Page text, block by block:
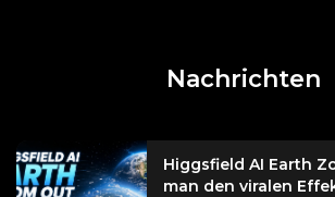
Nachrichten
Higgsfield AI Earth
man den viralen